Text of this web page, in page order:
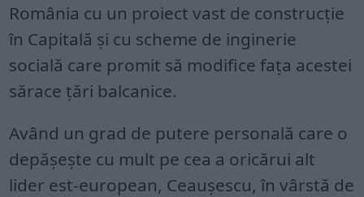
România cu un proiect vast de construcție
în Capitală și cu scheme de inginerie
socială care promit să modifice fața acestei
sărace țări balcanice.
Având un grad de putere personală care o
depășește cu mult pe cea a oricărui alt
lider est-european, Ceaușescu, în vârstă de